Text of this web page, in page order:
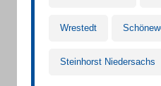
Wrestedt
Steinhorst Niedersachs